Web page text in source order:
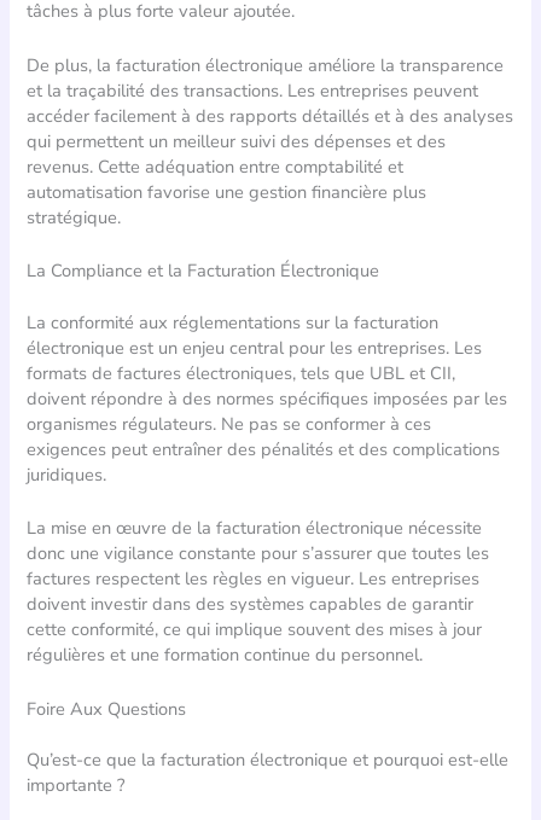
tâches à plus forte valeur ajoutée.
De plus, la facturation électronique améliore la transparence
et la traçabilité des transactions. Les entreprises peuvent
accéder facilement à des rapports détaillés et à des analyses
qui permettent un meilleur suivi des dépenses et des
revenus. Cette adéquation entre comptabilité et
automatisation favorise une gestion financière plus
stratégique.
La Compliance et la Facturation Électronique
La conformité aux réglementations sur la facturation
électronique est un enjeu central pour les entreprises. Les
formats de factures électroniques, tels que UBL et CII,
doivent répondre à des normes spécifiques imposées par les
organismes régulateurs. Ne pas se conformer à ces
exigences peut entraîner des pénalités et des complications
juridiques.
La mise en œuvre de la facturation électronique nécessite
donc une vigilance constante pour s’assurer que toutes les
factures respectent les règles en vigueur. Les entreprises
doivent investir dans des systèmes capables de garantir
cette conformité, ce qui implique souvent des mises à jour
régulières et une formation continue du personnel.
Foire Aux Questions
Qu’est-ce que la facturation électronique et pourquoi est-elle
importante ?